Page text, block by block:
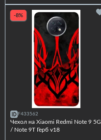
-8%
F433562
Чехол на Xiaomi Redmi Note 9 5G
/ Note 9T Герб v18